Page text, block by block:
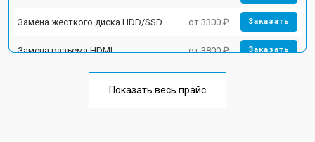
Замена жесткого диска HDD/SSD от 3300 ₽ Заказать
Замена разъема HDMI от 3800 ₽ Заказать
Замена клавиатуры от 2900 ₽
Показать весь прайс